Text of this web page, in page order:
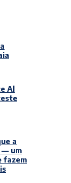
Al
a
— um
fazem